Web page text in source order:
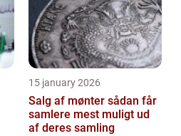
15 january 2026
Salg af mønter sådan får
samlere mest muligt ud
af deres samling